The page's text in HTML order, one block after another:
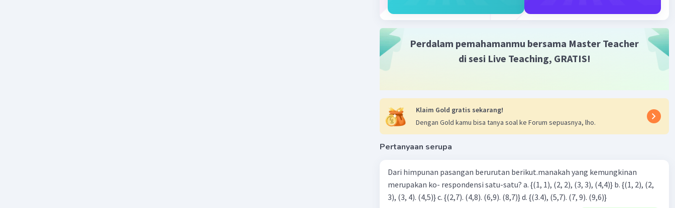
Perdalam pemahamanmu bersama Master Teacher
di sesi Live Teaching, GRATIS!
Klaim Gold gratis sekarang!
Dengan Gold kamu bisa tanya soal ke Forum sepuasnya, lho.
Pertanyaan serupa
Dari himpunan pasangan berurutan berikut.manakah yang kemungkinan
merupakan ko- respondensi satu-satu? a. {(1, 1), (2, 2), (3, 3), (4,4)} b. {(1, 2), (2,
3), (3, 4). (4,5)} c. {(2,7). (4,8). (6,9). (8,7)} d. {(3.4), (5,7). (7, 9). (9,6)}